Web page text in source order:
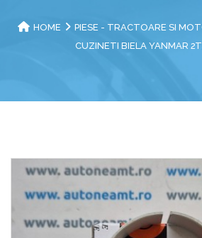
HOME
PIESE - TRACTOARE SI
CUZINETI BIELA YANMAR